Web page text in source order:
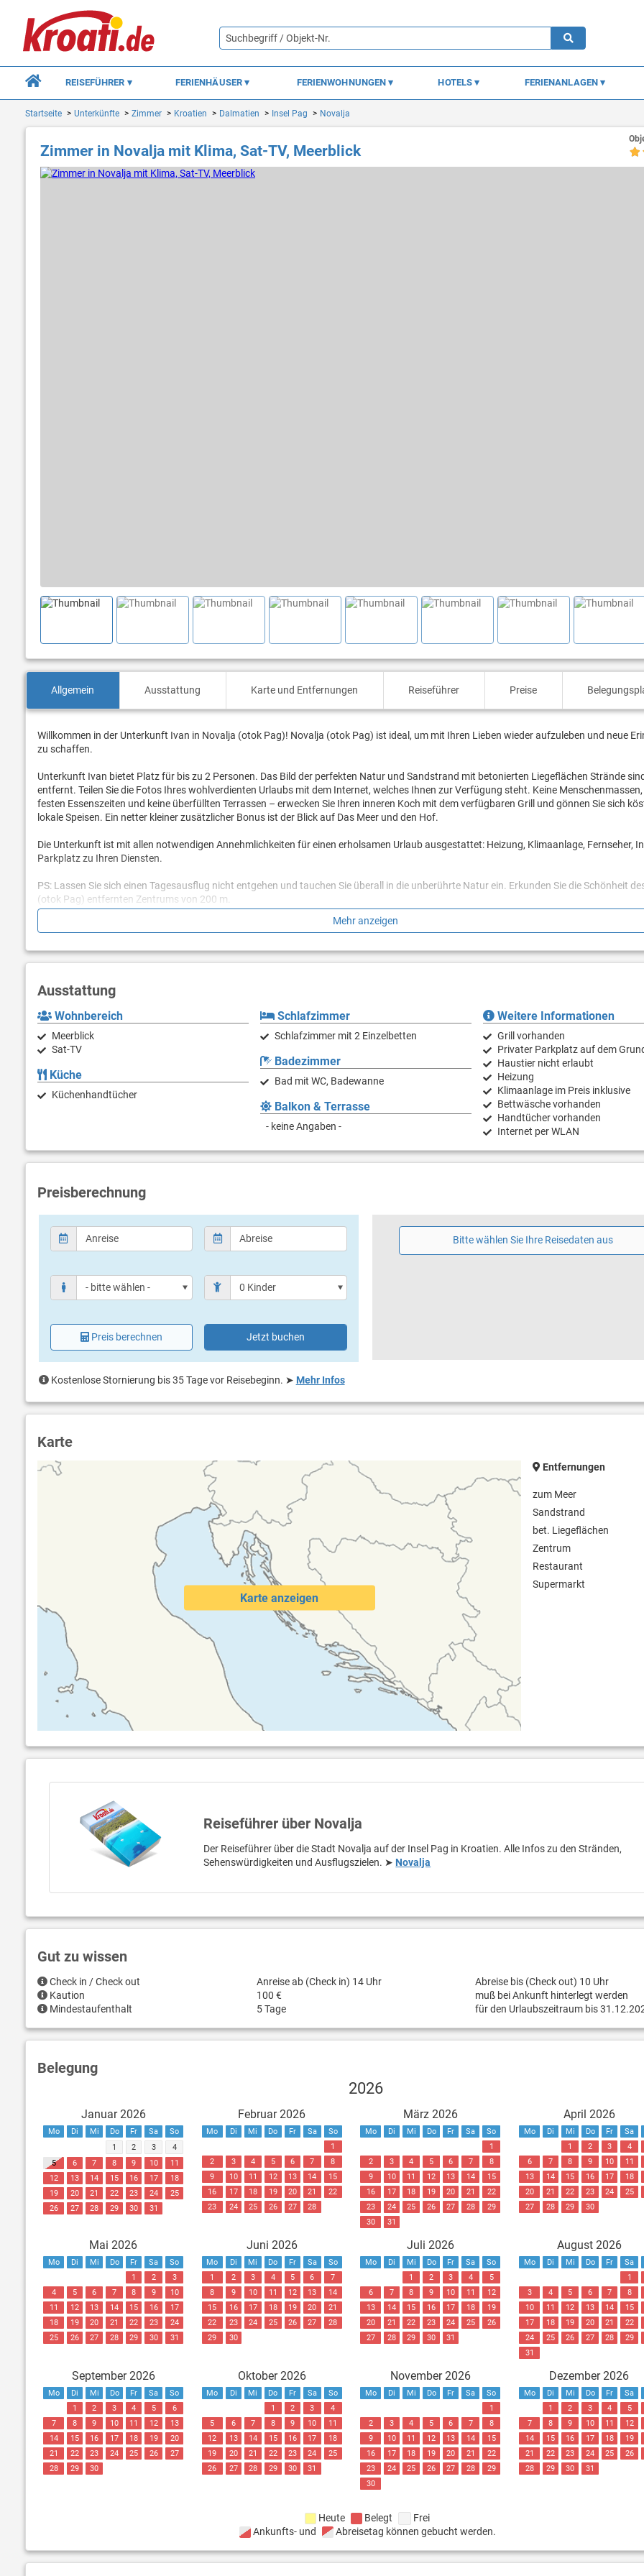
REISEFÜHRER FERIENHÄUSER FERIENWOHNUNGEN HOTELS FERIENANLAGEN
Startseite Unterkünfte Zimmer Kroatien Dalmatien Insel Pag Novalja
Zimmer in Novalja mit Klima, Sat-TV, Meerblick
Allgemein Ausstattung Karte und Entfernungen Reiseführer Preise
Willkommen in der Unterkunft Ivan in Novalja (otok Pag)! Novalja (otok Pag) ist ideal, um mit Ihren Lieben wieder aufzuleben und neue
zu schaffen.
Unterkunft Ivan bietet Platz für bis zu 2 Personen. Das Bild der perfekten Natur und Sandstrand mit betonierten Liegeflächen Strände
entfernt. Teilen Sie die Fotos Ihres wohlverdienten Urlaubs mit dem Internet, welches Ihnen zur Verfügung steht. Keine Menschenmassen,
festen Essenszeiten und keine überfüllten Terrassen – erwecken Sie Ihren inneren Koch mit dem verfügbaren Grill und gönnen Sie sich
lokale Speisen. Ein netter kleiner zusätzlicher Bonus ist der Blick auf Das Meer und den Hof.
Die Unterkunft ist mit allen notwendigen Annehmlichkeiten für einen erholsamen Urlaub ausgestattet: Heizung, Klimaanlage, Fernseher,
Parkplatz zu Ihren Diensten.
PS: Lassen Sie sich einen Tagesausflug nicht entgehen und tauchen Sie überall in die unberührte Natur ein. Erkunden Sie die Schönheit
(otok Pag) entfernten Zentrums von 200 m.
Sind Sie bereit, Ihren Traumurlaub Wirklichkeit werden zu lassen? Buchen Sie Unterkunft Ivan, solange noch verfügbar.
Mehr anzeigen
Ausstattung
Wohnbereich
Meerblick
Sat-TV
Küche
Küchenhandtücher
Schlafzimmer
Schlafzimmer mit 2 Einzelbetten
Badezimmer
Bad mit WC, Badewanne
Balkon & Terrasse
- keine Angaben -
Weitere Informationen
Grill vorhanden
Privater Parkplatz auf dem
Haustier nicht erlaubt
Heizung
Klimaanlage im Preis inklusive
Bettwäsche vorhanden
Handtücher vorhanden
Internet per WLAN
Preisberechnung
Preis berechnen Jetzt buchen
Kostenlose Stornierung bis 35 Tage vor Reisebeginn. ➤ Mehr Infos
Bitte wählen Sie Ihre Reisedaten aus
Karte
Karte anzeigen
Entfernungen
zum Meer
Sandstrand
bet. Liegeflächen
Zentrum
Restaurant
Supermarkt
Reiseführer über Novalja
Der Reiseführer über die Stadt Novalja auf der Insel Pag in Kroatien. Alle Infos zu den Stränden,
Sehenswürdigkeiten und Ausflugszielen. ➤ Novalja
Gut zu wissen
Check in / Check out Anreise ab (Check in) 14 Uhr
Abreise bis (Check out) 10 Uhr
Kaution
100 €
muß bei Ankunft hinterlegt werden
Mindestaufenthalt
5 Tage für den Urlaubszeitraum bis
Belegung
2026
Januar 2026
Mo Di Mi Do Fr Sa
So
1
2 3
4
5
6 7 8 9 10
11
12
13 14 15 16 17
18
19
20 21 22 23 24
25
26
27 28 29 30 31
Februar 2026
Mo Di Mi Do Fr Sa
So
1
2
3 4 5 6 7
8
9
10 11 12 13 14
15
16
17 18 19 20 21
22
23
24 25 26 27 28
März 2026
Mo Di Mi Do Fr Sa
So
1
2
3 4 5 6 7
8
9
10 11 12 13 14
15
16
17 18 19 20 21
22
23
24 25 26 27 28
29
30
31
April 2026
Mo Di Mi Do Fr Sa
1
2 3 4
6
7 8 9 10 11
13
14 15 16 17 18
20
21 22 23 24 25
27
28 29 30
Mai 2026
Mo Di Mi Do Fr Sa
So
1
2
3
4
5 6 7 8 9
10
11
12 13 14 15 16
17
18
19 20 21 22 23
24
25
26 27 28 29 30 31
Juni 2026
Mo Di Mi Do Fr Sa
So
1
2 3 4 5 6
7
8
9 10 11 12 13
14
15
16 17 18 19 20
21
22
23 24 25 26 27
28
29
30
Juli 2026
Mo Di Mi Do Fr Sa
So
1
2 3 4
5
6
7 8 9 10 11
12
13
14 15 16 17 18
19
20
21 22 23 24 25
26
27
28 29 30 31
August 2026
Mo Di Mi Do Fr Sa
1
3
4 5 6 7 8
10
11 12 13 14 15
17
18 19 20 21 22
24
25 26 27 28 29
31
September 2026
Mo Di Mi Do Fr Sa
So
1
2 3 4 5
6
7
8 9 10 11 12
13
14
15 16 17 18 19
20
21
22 23 24 25 26
27
28
29 30
Oktober 2026
Mo Di Mi Do Fr Sa
So
1
2 3
4
5
6 7 8 9 10
11
12
13 14 15 16 17
18
19
20 21 22 23 24
25
26
27 28 29 30 31
November 2026
Mo Di Mi Do Fr Sa
So
1
2
3 4 5 6 7
8
9
10 11 12 13 14
15
16
17 18 19 20 21
22
23
24 25 26 27 28
29
30
Dezember 2026
Mo Di Mi Do Fr Sa
1
2 3 4 5
7
8 9 10 11 12
14
15 16 17 18 19
21
22 23 24 25 26
28
29 30 31
Heute Belegt
Frei
Ankunfts- und
Abreisetag können gebucht werden.